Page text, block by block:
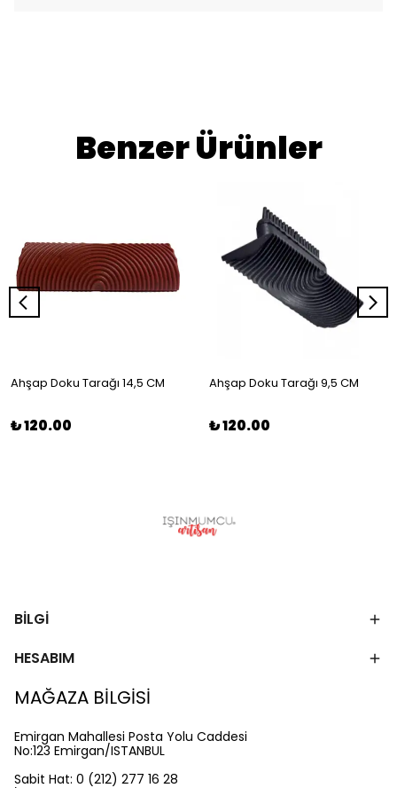
Benzer Ürünler
Ahşap Doku Tarağı 14,5 CM
₺ 120.00
Ahşap Doku Tarağı 9,5 CM
₺ 120.00
BİLGİ
HESABIM
MAĞAZA BİLGİSİ
Emirgan Mahallesi Posta Yolu Caddesi
No:123 Emirgan/ISTANBUL
Sabit Hat: 0 (212) 277 16 28